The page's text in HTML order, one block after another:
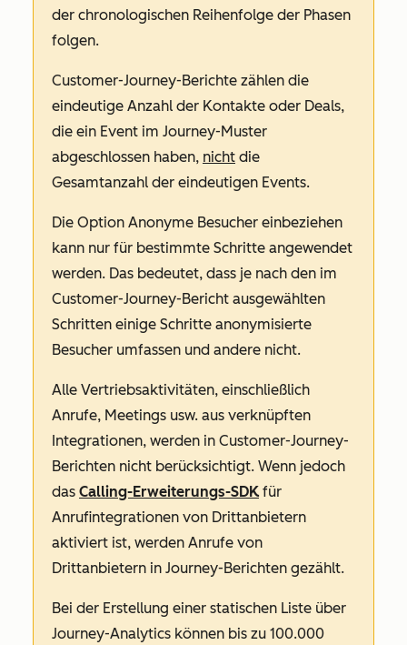
der chronologischen Reihenfolge der Phasen
folgen.
Customer-Journey-Berichte zählen die
eindeutige Anzahl der Kontakte oder Deals,
die ein Event im Journey-Muster
abgeschlossen haben, nicht die
Gesamtanzahl der eindeutigen Events.
Die Option Anonyme Besucher einbeziehen
kann nur für bestimmte Schritte angewendet
werden. Das bedeutet, dass je nach den im
Customer-Journey-Bericht ausgewählten
Schritten einige Schritte anonymisierte
Besucher umfassen und andere nicht.
Alle Vertriebsaktivitäten, einschließlich
Anrufe, Meetings usw. aus verknüpften
Integrationen, werden in Customer-Journey-
Berichten nicht berücksichtigt. Wenn jedoch
das Calling-Erweiterungs-SDK für
Anrufintegrationen von Drittanbietern
aktiviert ist, werden Anrufe von
Drittanbietern in Journey-Berichten gezählt.
Bei der Erstellung einer statischen Liste über
Journey-Analytics können bis zu 100.000